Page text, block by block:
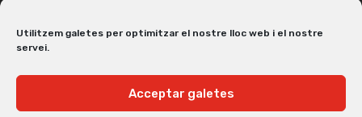
Utilitzem galetes per optimitzar el nostre lloc web i el nostre
servei.
Acceptar galetes